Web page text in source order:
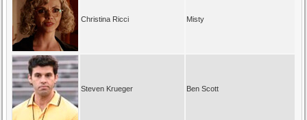
Christina Ricci Misty
Steven Krueger Ben Scott